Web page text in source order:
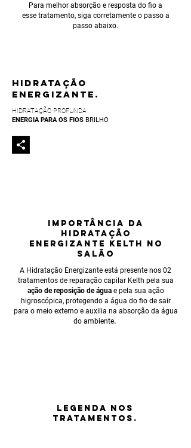
Para melhor absorção e resposta do fio a
esse tratamento, siga corretamente o passo a
passo abaixo.
HIDRATAÇÃO
ENERGIZANTE.
HIDRATAÇÃO PROFUNDA
ENERGIA PARA OS FIOS BRILHO
IMPORTÂNCIA DA
HIDRATAÇÃO
eNERGIZANTE KELTH NO
SALÃO
A Hidratação Energizante está presente nos 02
tratamentos de reparação capilar Kelth pela sua
ação de reposição de águae pela sua ação
higroscópica, protegendo a água do fio de sair
para o meio externo e auxilia na absorção da água
do ambiente.
LEGENDA nos
tratamentos.